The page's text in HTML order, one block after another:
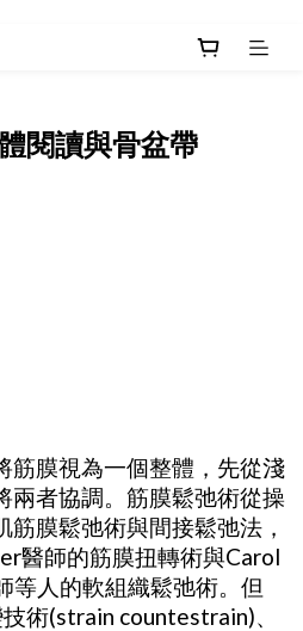
閱讀與骨盆帶
筋膜視為一個整體，先從淺
兩者協調。筋膜鬆弛術從操
膜鬆弛術與間接鬆弛法，
醫師的筋膜扭轉術與Carol
等人的軟組織鬆弛術。但
術(strain countestrain)、